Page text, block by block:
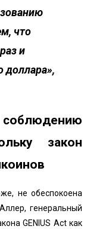
что
и
доллара»,
закон
не обеспокоена
генеральный
GENIUS Actкак